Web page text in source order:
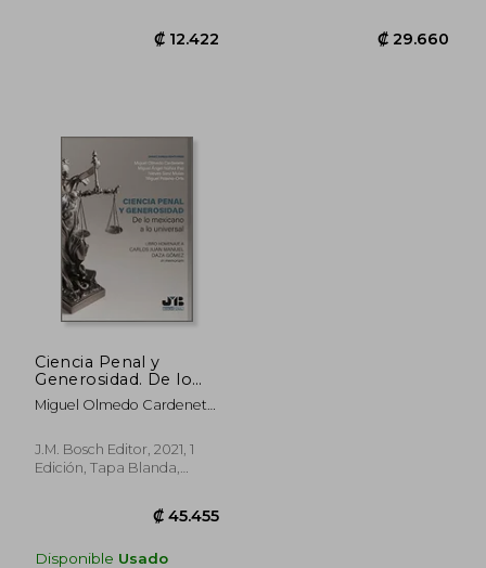
₡ 34.793
Ciencia Penal y
Generosidad. De lo
Mexicano a lo
Universal. Libro
Juan Manuel Daza
Gómez. In
Me Bosch Editor)
Miguel Olmedo Cardenete;
Nieves Sanz Mulas; Miguel
Polaino-Orts
J.M. Bosch Editor, 2021, 1
Edición, Tapa Blanda,
Disponible Usado